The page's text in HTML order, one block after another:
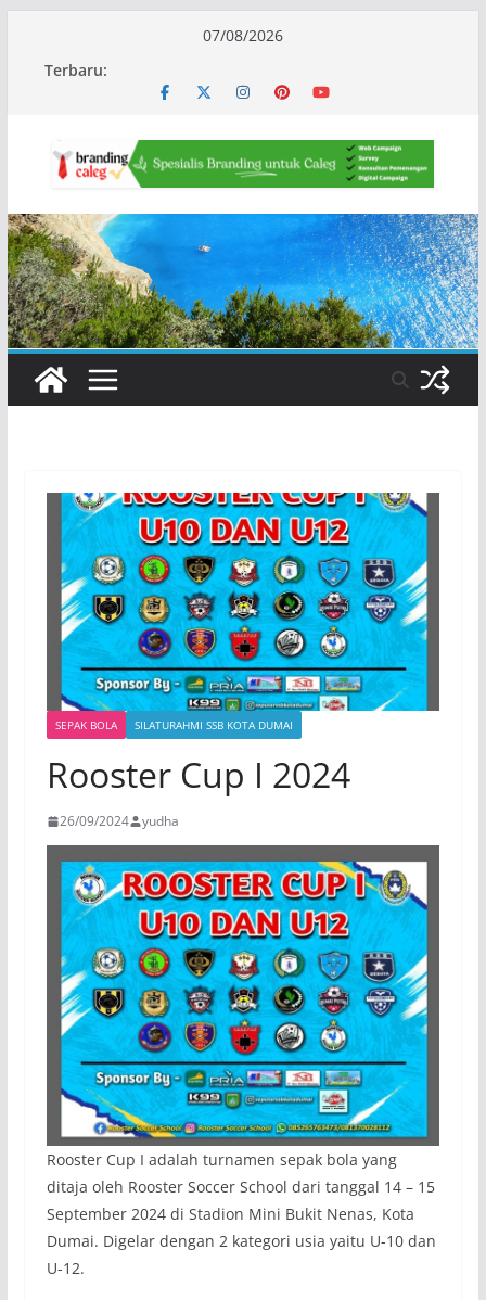
07/08/2026
Terbaru:
SEPAK BOLA SILATURAHMI SSB KOTA DUMAI
Rooster Cup I 2024
26/09/2024 yudha
Rooster Cup I adalah turnamen sepak bola yang
ditaja oleh Rooster Soccer School dari tanggal 14 – 15
September 2024 di Stadion Mini Bukit Nenas, Kota
Dumai. Digelar dengan 2 kategori usia yaitu U-10 dan
U-12.